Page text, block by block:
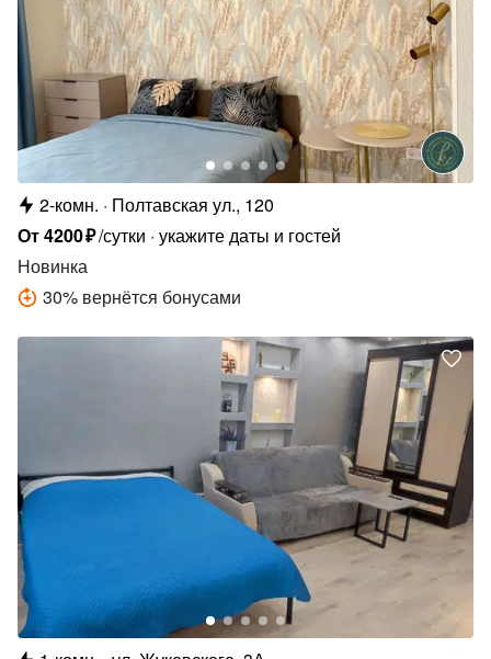
2-комн.
Полтавская ул., 120
От4200₽/сутки укажите даты и гостей
Новинка
30% вернётся бонусами